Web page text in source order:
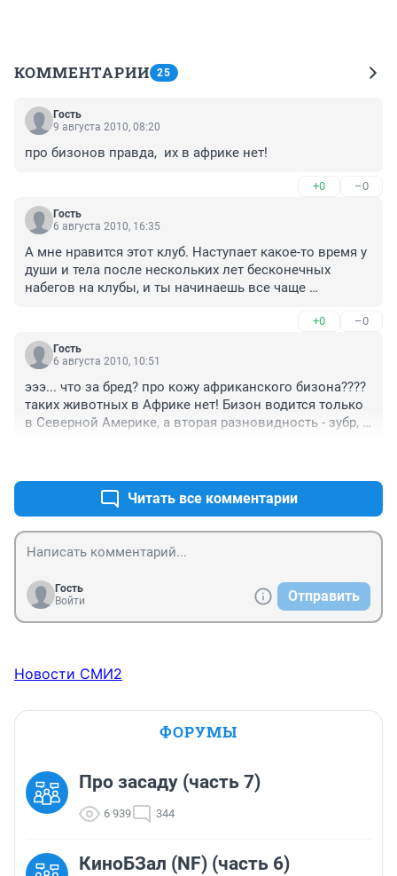
КОММЕНТАРИИ 25
Гость
9 августа 2010, 08:20
про бизонов правда,  их в африке нет!
+0 –0
Гость
6 августа 2010, 16:35
А мне нравится этот клуб. Наступает какое-то время у
души и тела после нескольких лет бесконечных
набегов на клубы, и ты начинаешь все чаще
+0 –0
Гость
6 августа 2010, 10:51
эээ... что за бред? про кожу африканского бизона????
таких животных в Африке нет! Бизон водится только
в Северной Америке, а вторая разновидность - зубр,
Читать все комментарии
Гость
Войти
Отправить
Новости СМИ2
ФОРУМЫ
Про засаду (часть 7)
6 939 344
КиноБЗал (NF) (часть 6)